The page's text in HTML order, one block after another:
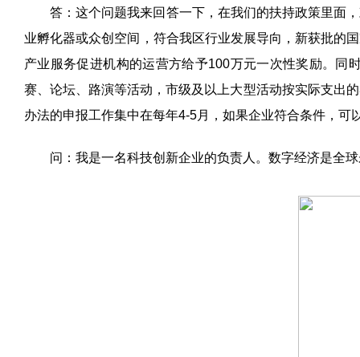
答：这个问题我来回答一下，在我们的扶持政策里面
业孵化器或众创空间，符合我区行业发展导向，新获批的
产业服务促进机构的运营方给予100万元一次性奖励。同
赛、论坛、路演等活动，市级及以上大型活动按实际支出的
办法的申报工作集中在每年4-5月，如果企业符合条件，可
问：我是一名科技创新企业的负责人。数字经济是全